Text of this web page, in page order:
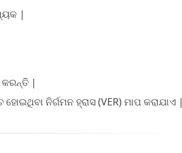
|
କରନ୍ତି |
ନିର୍ଗମନ ହ୍ରାସ (VER) ମାପ କରାଯାଏ |